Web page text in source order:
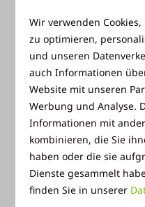
Andere
Im Park
Wir verwenden
zu optimieren,
und unseren
auch Informationen
Website mit unseren
Werbung und Analyse.
Informationen mit
kombinieren, die Sie
haben oder die sie
Dienste gesammelt
finden Sie in unserer